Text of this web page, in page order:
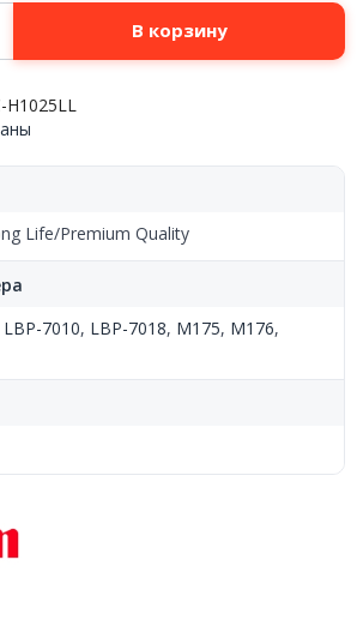
В корзину
H1025LL
Life/Premium Quality
LBP-7010, LBP-7018, M175, M176,